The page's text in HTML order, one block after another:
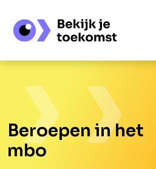
Beroepen in het
mbo